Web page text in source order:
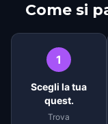
Come si
1
Scegli la tua
quest.
Trova